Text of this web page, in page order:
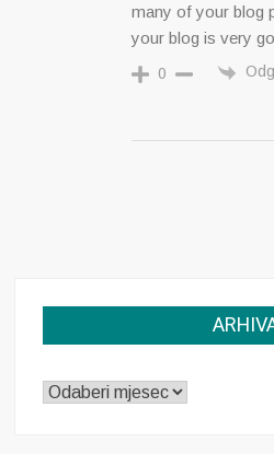
many of your blog
your blog is very
0
ARHIVA